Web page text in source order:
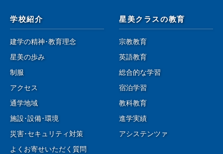
学校紹介
建学の精神･教育理念
星美の歩み
制服
アクセス
通学地域
施設･設備･環境
災害･セキュリティ対策
よくお寄せいただく質問
星美クラスの教育
宗教教育
英語教育
総合的な学習
宿泊学習
教科教育
進学実績
アシステンツァ